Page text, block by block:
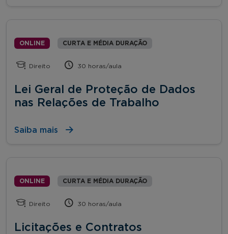
ONLINE CURTA E MÉDIA DURAÇÃO
Direito 30 horas/aula
Lei Geral de Proteção de Dados
nas Relações de Trabalho
Saiba mais
ONLINE CURTA E MÉDIA DURAÇÃO
Direito 30 horas/aula
Licitações e Contratos